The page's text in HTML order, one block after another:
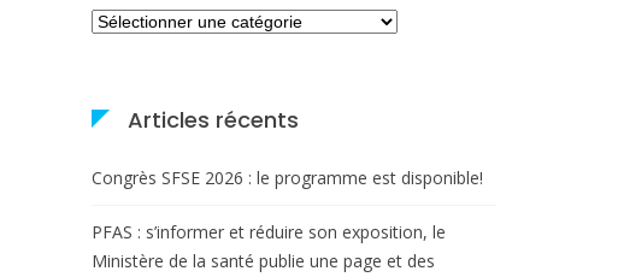
Catégories
Articles récents
Congrès SFSE 2026 : le programme est disponible!
PFAS : s’informer et réduire son exposition, le
Ministère de la santé publie une page et des